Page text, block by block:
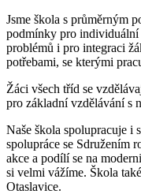
Jsme škola s průměrným
podmínky pro individuální
problémů i pro integraci
potřebami, se kterými
Žáci všech tříd se
pro základní vzdělávání s
Naše škola spolupracuje i
spolupráce se Sdružením
akce a podílí se na
si velmi vážíme. Škola
Otaslavice.